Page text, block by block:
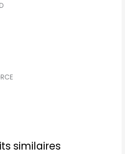
similaires